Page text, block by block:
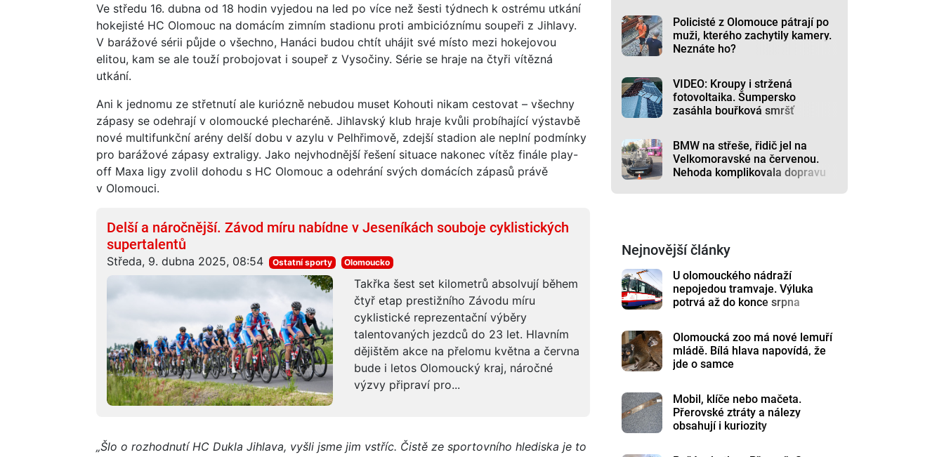
Ve středu 16. dubna od 18 hodin vyjedou na led po více než šesti týdnech k ostrému utkání
hokejisté HC Olomouc na domácím zimním stadionu proti ambicióznímu soupeři z Jihlavy.
V barážové sérii půjde o všechno, Hanáci budou chtít uhájit své místo mezi hokejovou
elitou, kam se ale touží probojovat i soupeř z Vysočiny. Série se hraje na čtyři vítězná
utkání.
Ani k jednomu ze střetnutí ale kuriózně nebudou muset Kohouti nikam cestovat – všechny
zápasy se odehrají v olomoucké plecharéně. Jihlavský klub hraje kvůli probíhající výstavbě
nové multifunkční arény delší dobu v azylu v Pelhřimově, zdejší stadion ale neplní podmínky
pro barážové zápasy extraligy. Jako nejvhodnější řešení situace nakonec vítěz finále play-
off Maxa ligy zvolil dohodu s HC Olomouc a odehrání svých domácích zápasů právě
v Olomouci.
Delší a náročnější. Závod míru nabídne v Jeseníkách souboje cyklistických
supertalentů
Středa, 9. dubna 2025, 08:54 Ostatní sporty Olomoucko
Takřka šest set kilometrů absolvují během
čtyř etap prestižního Závodu míru
cyklistické reprezentační výběry
talentovaných jezdců do 23 let. Hlavním
dějištěm akce na přelomu května a června
bude i letos Olomoucký kraj, náročné
výzvy připraví pro...
„Šlo o rozhodnutí HC Dukla Jihlava, vyšli jsme jim vstříc. Čistě ze sportovního hlediska je to
Policisté z Olomouce pátrají po
muži, kterého zachytily kamery.
Neznáte ho?
VIDEO: Kroupy i stržená
fotovoltaika. Šumpersko
zasáhla bouřková smršť
BMW na střeše, řidič jel na
Velkomoravské na červenou.
Nehoda komplikovala dopravu
Nejnovější články
U olomouckého nádraží
nepojedou tramvaje. Výluka
potrvá až do konce srpna
Olomoucká zoo má nové lemuří
mládě. Bílá hlava napovídá, že
jde o samce
Mobil, klíče nebo mačeta.
Přerovské ztráty a nálezy
obsahují i kuriozity